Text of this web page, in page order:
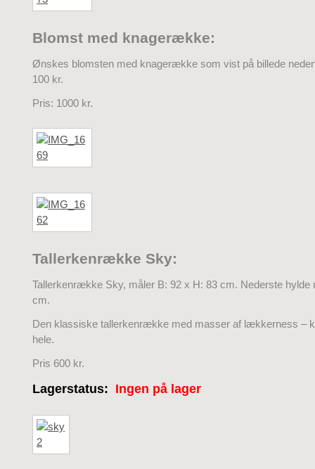
Blomst med knagerække:
Ønskes blomsten med knagerække som vist på billede
100 kr.
Pris: 1000 kr.
Tallerkenrække Sky:
Tallerkenrække Sky, måler B: 92 x H: 83 cm. Nederste hylde
cm.
Den klassiske tallerkenrække med masser af lækkerness –
hele.
Pris 600 kr.
Lagerstatus: Ingen på lager